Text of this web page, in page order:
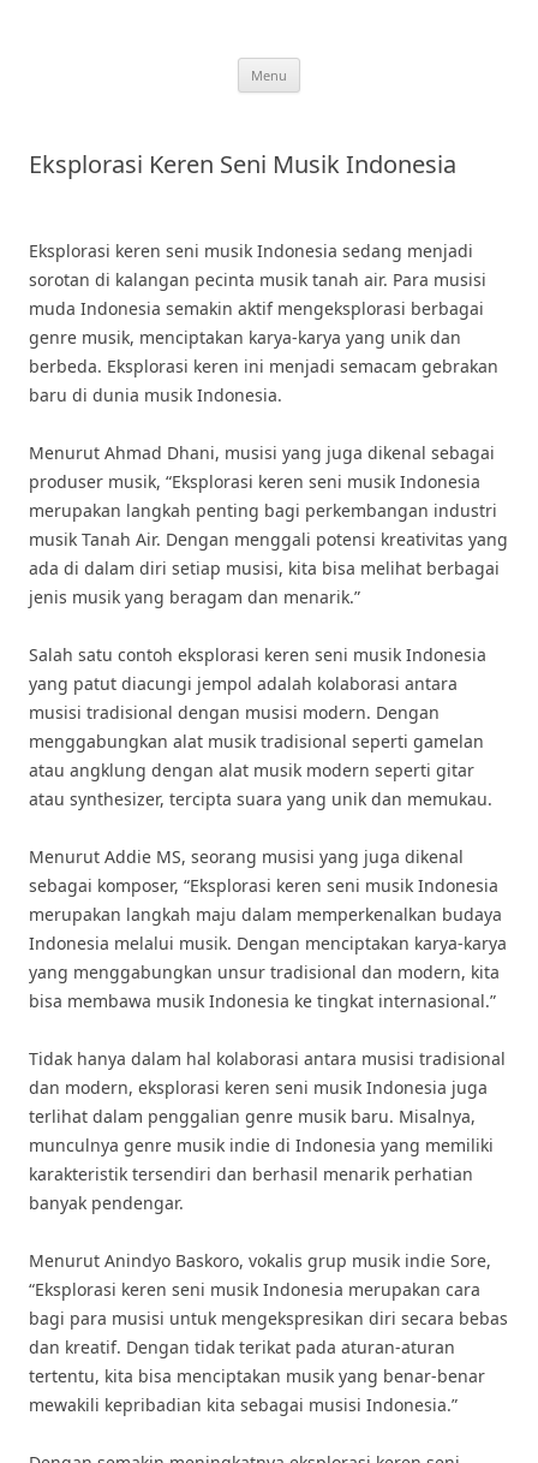
Menu
Eksplorasi Keren Seni Musik Indonesia
Eksplorasi keren seni musik Indonesia sedang menjadi
sorotan di kalangan pecinta musik tanah air. Para musisi
muda Indonesia semakin aktif mengeksplorasi berbagai
genre musik, menciptakan karya-karya yang unik dan
berbeda. Eksplorasi keren ini menjadi semacam gebrakan
baru di dunia musik Indonesia.
Menurut Ahmad Dhani, musisi yang juga dikenal sebagai
produser musik, “Eksplorasi keren seni musik Indonesia
merupakan langkah penting bagi perkembangan industri
musik Tanah Air. Dengan menggali potensi kreativitas yang
ada di dalam diri setiap musisi, kita bisa melihat berbagai
jenis musik yang beragam dan menarik.”
Salah satu contoh eksplorasi keren seni musik Indonesia
yang patut diacungi jempol adalah kolaborasi antara
musisi tradisional dengan musisi modern. Dengan
menggabungkan alat musik tradisional seperti gamelan
atau angklung dengan alat musik modern seperti gitar
atau synthesizer, tercipta suara yang unik dan memukau.
Menurut Addie MS, seorang musisi yang juga dikenal
sebagai komposer, “Eksplorasi keren seni musik Indonesia
merupakan langkah maju dalam memperkenalkan budaya
Indonesia melalui musik. Dengan menciptakan karya-karya
yang menggabungkan unsur tradisional dan modern, kita
bisa membawa musik Indonesia ke tingkat internasional.”
Tidak hanya dalam hal kolaborasi antara musisi tradisional
dan modern, eksplorasi keren seni musik Indonesia juga
terlihat dalam penggalian genre musik baru. Misalnya,
munculnya genre musik indie di Indonesia yang memiliki
karakteristik tersendiri dan berhasil menarik perhatian
banyak pendengar.
Menurut Anindyo Baskoro, vokalis grup musik indie Sore,
“Eksplorasi keren seni musik Indonesia merupakan cara
bagi para musisi untuk mengekspresikan diri secara bebas
dan kreatif. Dengan tidak terikat pada aturan-aturan
tertentu, kita bisa menciptakan musik yang benar-benar
mewakili kepribadian kita sebagai musisi Indonesia.”